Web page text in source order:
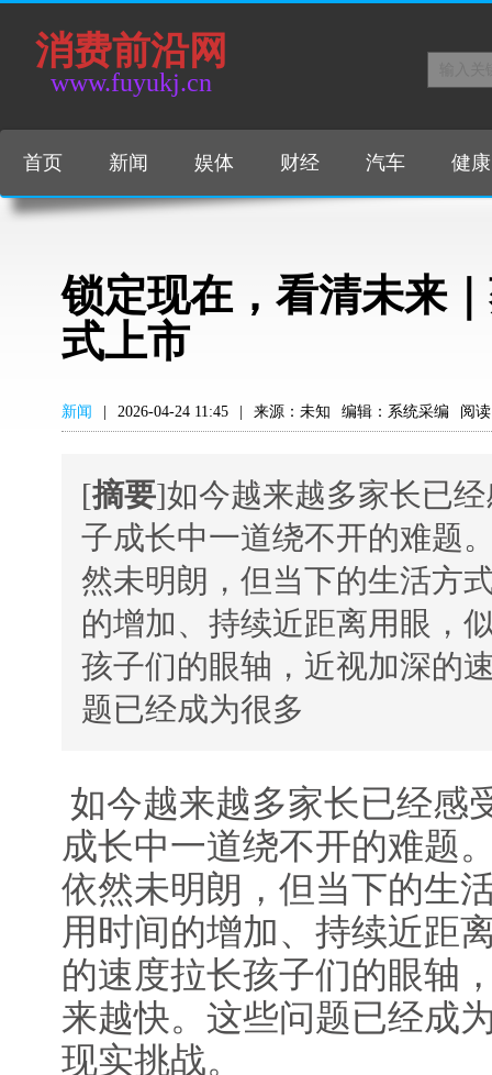
消费前沿网
www.fuyukj.cn
首页 新闻 娱体 财经 汽车 健康
锁定现在，看清未来
式上市
新闻 2026-04-24 11:45 来源：未知 编辑：系统采编 阅
[摘要]如今越来越多家长已
子成长中一道绕不开的难题
然未明朗，但当下的生活方
的增加、持续近距离用眼，
孩子们的眼轴，近视加深的
题已经成为很多
如今越来越多家长已经感
成长中一道绕不开的难题
依然未明朗，但当下的生
用时间的增加、持续近距
的速度拉长孩子们的眼轴
来越快。这些问题已经成
现实挑战。